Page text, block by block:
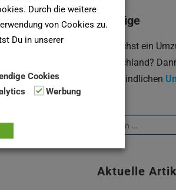
2018)
Umzüge
Du suchst ein
Deutschland?
unverbindlichen
Aktuelle
Durch die weitere
von Cookies zu.
Du in unserer
Cookies
Werbung